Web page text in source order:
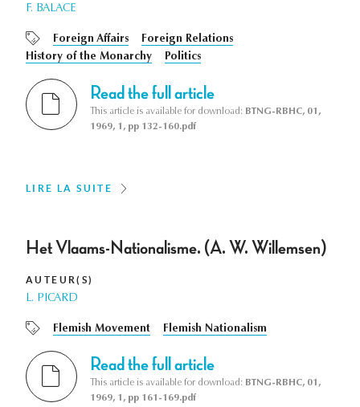
F. BALACE
Foreign Affairs
Foreign Relations
History of the Monarchy
Politics
Read the full article
This article is available for download: BTNG-RBHC, 01,
1969, 1, pp 132-160.pdf
LIRE LA SUITE
Het Vlaams-Nationalisme. (A. W. Willemsen)
AUTEUR(S)
L. PICARD
Flemish Movement Flemish Nationalism
Read the full article
This article is available for download: BTNG-RBHC, 01,
1969, 1, pp 161-169.pdf